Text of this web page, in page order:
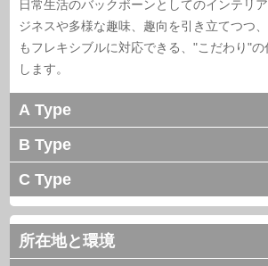
日常生活のバックボーンとしてのインテリ
ジネスや多様な趣味、趣向を引き立てつつ
もフレキシブルに対応できる、"こだわり"
します。
A Type
B Type
C Type
所在地と環境